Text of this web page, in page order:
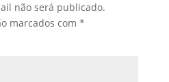
não será publicado.
marcados com *